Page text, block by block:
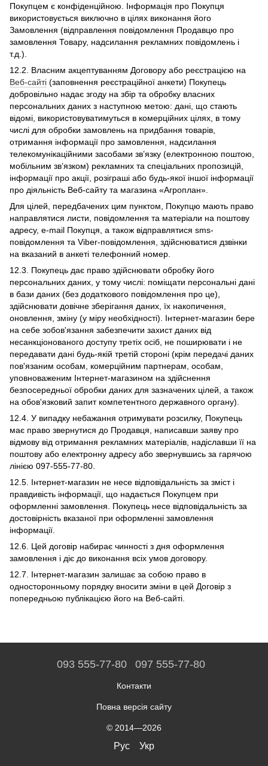
Покупцем є конфіденційною. Інформація про Покупця
використовується виключно в цілях виконання його
Замовлення (відправлення повідомлення Продавцю про
замовлення Товару, надсилання рекламних повідомлень і
т.д.).
12.2. Власним акцептуванням Договору або реєстрацією на
Веб-сайті (заповнення реєстраційної анкети) Покупець
добровільно надає згоду на збір та обробку власних
персональних даних з наступною метою: дані, що стають
відомі, використовуватимуться в комерційних цілях, в тому
числі для обробки замовлень на придбання товарів,
отримання інформації про замовлення, надсилання
телекомунікаційними засобами зв’язку (електронною поштою,
мобільним зв’язком) рекламних та спеціальних пропозицій,
інформації про акції, розіграші або будь-якої іншої інформації
про діяльність Веб-сайту та магазина «Агроплан».
Для цілей, передбачених цим пунктом, Покупцю мають право
направлятися листи, повідомлення та матеріали на поштову
адресу, e-mail Покупця, а також відправлятися sms-
повідомлення та Viber-повідомлення, здійснюватися дзвінки
на вказаний в анкеті телефонний номер.
12.3. Покупець дає право здійснювати обробку його
персональних даних, у тому числі: поміщати персональні дані
в бази даних (без додаткового повідомлення про це),
здійснювати довічне зберігання даних, їх накопичення,
оновлення, зміну (у міру необхідності). Інтернет-магазин бере
на себе зобов'язання забезпечити захист даних від
несанкціонованого доступу третіх осіб, не поширювати і не
передавати дані будь-якій третій стороні (крім передачі даних
пов'язаним особам, комерційним партнерам, особам,
уповноваженим Інтернет-магазином на здійснення
безпосередньої обробки даних для зазначених цілей, а також
на обов'язковий запит компетентного державного органу).
12.4. У випадку небажання отримувати розсилку, Покупець
має право звернутися до Продавця, написавши заяву про
відмову від отримання рекламних матеріалів, надіславши її на
поштову або електронну адресу або звернувшись за гарячою
лінією 097-555-77-80.
12.5. Інтернет-магазин не несе відповідальність за зміст і
правдивість інформації, що надається Покупцем при
оформленні замовлення. Покупець несе відповідальність за
достовірність вказаної при оформленні замовлення
інформації.
12.6. Цей договір набирає чинності з дня оформлення
замовлення і діє до виконання всіх умов договору.
12.7. Інтернет-магазин залишає за собою право в
односторонньому порядку вносити зміни в цей Договір з
попередньою публікацією його на Веб-сайті.
093 555-77-80 097 555-77-80
Контакти
Повна версія сайту
© 2014—2026
Рус Укр